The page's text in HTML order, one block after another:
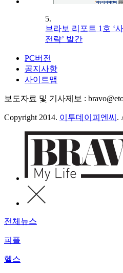
5.
브라보 리포트 1호 ‘
전략’ 발간
PC버전
공지사항
사이트맵
보도자료 및 기사제보 :
Copyright 2014. 이투데이피엔씨 .
전체뉴스
피플
헬스